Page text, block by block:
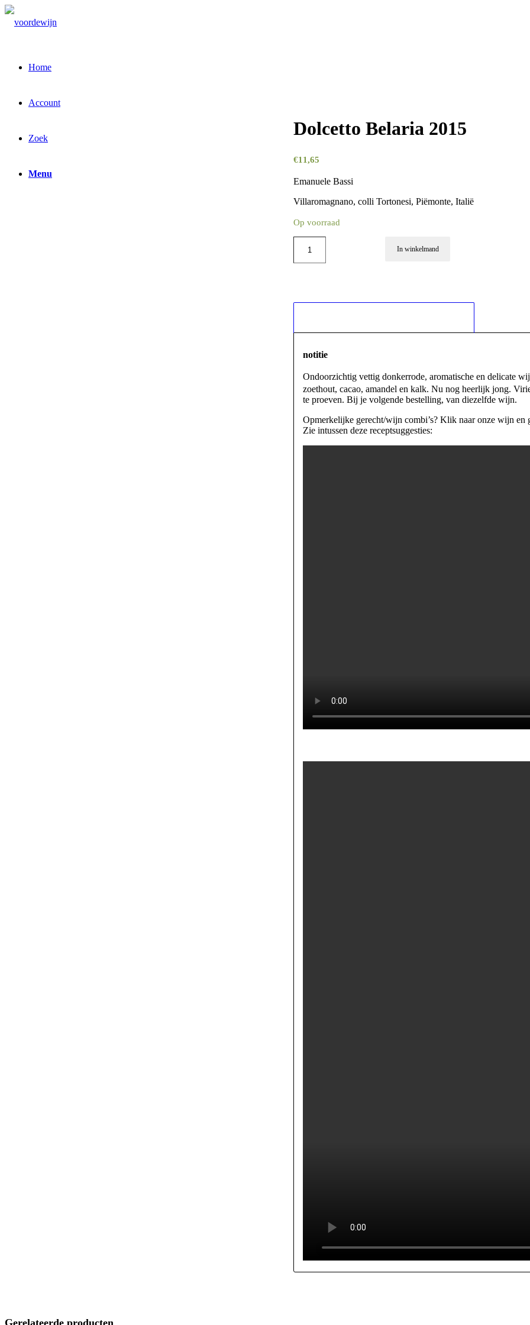
Home
Account
Zoek
Menu
Dolcetto Belaria 2015
€11,65
Emanuele Bassi
Villaromagnano, colli Tortonesi, Piëmonte, Italië
Op voorraad
In winkelmand
notitie
Ondoorzichtig vettig donkerrode, aromatische en delicate
zoethout, cacao, amandel en kalk. Nu nog heerlijk jong.
te proeven. Bij je volgende bestelling, van diezelfde wijn.
Opmerkelijke gerecht/wijn combi’s? Klik naar onze wijn
Zie intussen deze receptsuggesties:
Gerelateerde producten